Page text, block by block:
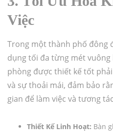
Việc
Trong một thành phố đông
dụng tối đa từng mét
phòng được thiết kế tốt
và sự thoải mái, đảm bảo
gian để làm việc và tương
Thiết Kế Linh Hoạt: Bàn